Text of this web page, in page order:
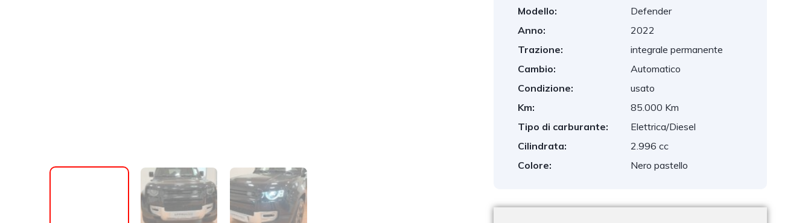
Modello:
Defender
Anno:
2022
Trazione:
integrale permanente
Cambio:
Automatico
Condizione:
usato
Km:
85.000 Km
Tipo di carburante:
Elettrica/Diesel
Cilindrata:
2.996 cc
Colore:
Nero pastello